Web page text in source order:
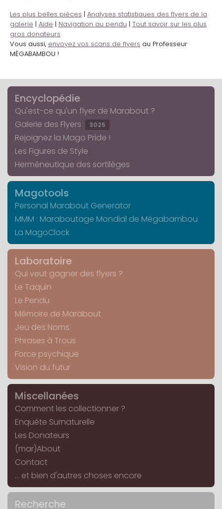
Les plus belles pièces | Analyses statistiques des flyers de la
galerie | Aide | Navigation au pendu | Tout savoir sur les plus
gros donateurs
Vous aussi, envoyez vos scans de flyers au Professeur
MÉGABAMBOU !
Encyclopédie
Qu'est-ce qu'un flyer de Marabout ?
Galerie des Flyers
3025
Rejoignez la Mago Pride !
Les Figures de Style
Herméneutique des sortilèges
Magotools
Personal Marabout Generator
MMM : Maraboutage Mondial de Mégabambou
La MagoClock
Laboratoire
Qui veut gagner des flyers ?
Le Taquin
Le Pendu
Mémoire de Marabout
Jeu des Noms
Phrases à Trous
Force psychique
Vision du futur
Miscellanées
Comment les collectionner ?
Enquête Surnaturelle
Les Donateurs
(mar)About
Contact
... et bien d'autres choses encore
Recherche